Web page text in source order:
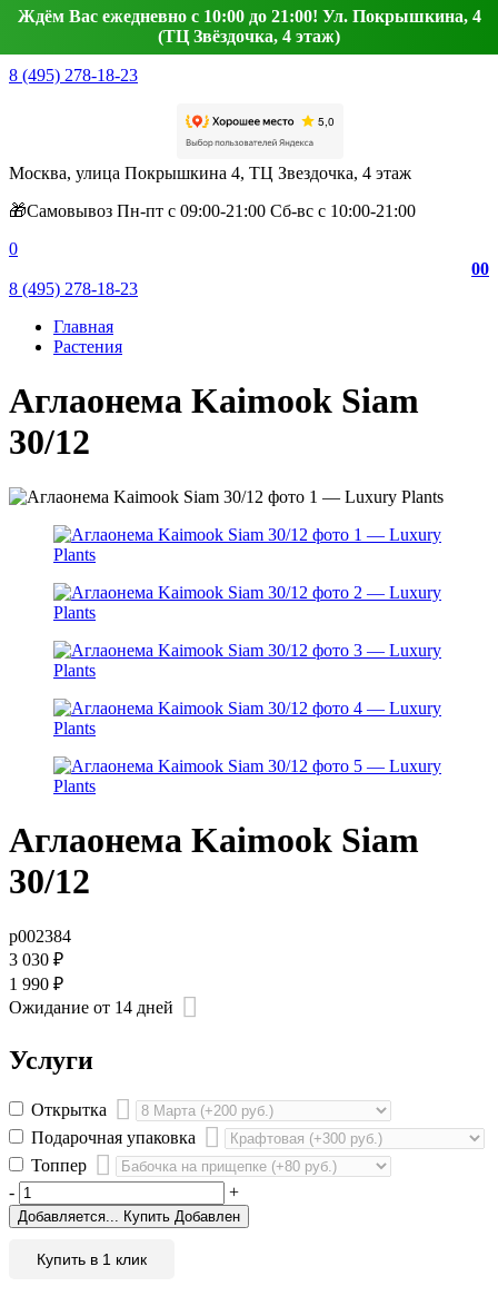
Ждём Вас ежедневно с 10:00 до 21:00! Ул. Покрышкина, 4
(ТЦ Звёздочка, 4 этаж)
8 (495) 278-18-23
Москва, улица Покрышкина 4, ТЦ Звездочка, 4 этаж
🎁Самовывоз Пн-пт с 09:00-21:00 Сб-вс с 10:00-21:00
0
00
8 (495) 278-18-23
Главная
Растения
Аглаонема Kaimook Siam
30/12
Аглаонема Kaimook Siam
30/12
р002384
3 030 ₽
1 990 ₽
Ожидание от 14 дней
Услуги
Открытка
Подарочная упаковка
Топпер
-
+
Добавляется... Купить Добавлен
Купить в 1 клик